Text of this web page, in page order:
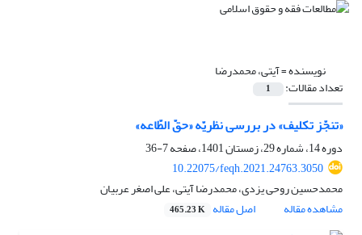
نویسنده =آیتی، محمدرضا
تعداد مقالات: 1
«تنجّز تکلیف» در بررسی نظریّه «حقّ الطّاعه»
دوره 14، شماره 29، زمستان 1401، صفحه
7-36
10.22075/feqh.2021.24763.3050
محمدحسین روحی یزدی، محمدرضا آیتی، علی اصغر عربیان
مشاهده مقاله
اصل مقاله 465.23 K